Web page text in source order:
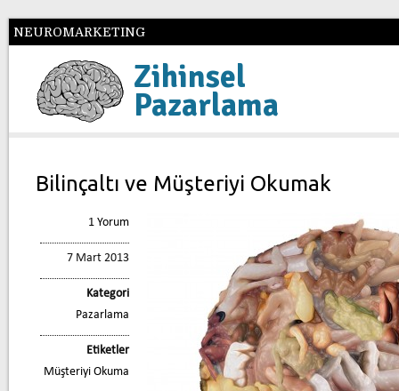
NEUROMARKETING
Zihinsel
Pazarlama
Bilinçaltı ve Müşteriyi Okumak
1 Yorum
7 Mart 2013
Kategori
Pazarlama
Etiketler
Müşteriyi Okuma